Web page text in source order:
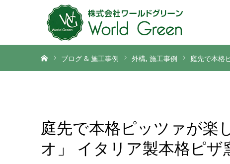
ブログ & 施工事例 外構 施工事例 庭先で本格
庭先で本格ピッツァが楽
オ」 イタリア製本格ピ